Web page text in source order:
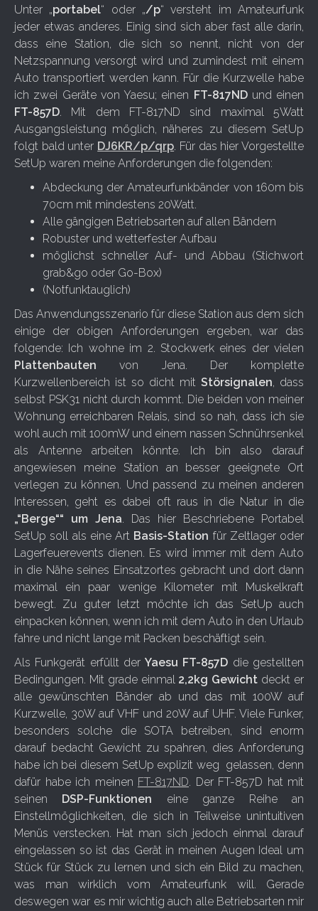
Unter „portabel“ oder „/p“ versteht im Amateurfunk
jeder etwas anderes. Einig sind sich aber fast alle darin,
dass eine Station, die sich so nennt, nicht von der
Netzspannung versorgt wird und zumindest mit einem
Auto transportiert werden kann. Für die Kurzwelle habe
ich zwei Geräte von Yaesu; einen FT-817NDund einen
FT-857D. Mit dem FT-817ND sind maximal 5Watt
Ausgangsleistung möglich, näheres zu diesem SetUp
folgt bald unter DJ6KR/p/qrp. Für das hier Vorgestellte
SetUp waren meine Anforderungen die folgenden:
Abdeckung der Amateurfunkbänder von 160m bis
70cm mit mindestens 20Watt.
Alle gängigen Betriebsarten auf allen Bändern
Robuster und wetterfester Aufbau
möglichst schneller Auf- und Abbau (Stichwort
grab&go oder Go-Box)
(Notfunktauglich)
Das Anwendungsszenario für diese Station aus dem sich
einige der obigen Anforderungen ergeben, war das
folgende: Ich wohne im 2. Stockwerk eines der vielen
Plattenbauten von Jena. Der komplette
Kurzwellenbereich ist so dicht mit Störsignalen, dass
selbst PSK31 nicht durch kommt. Die beiden von meiner
Wohnung erreichbaren Relais, sind so nah, dass ich sie
wohl auch mit 100mW und einem nassen Schnührsenkel
als Antenne arbeiten könnte. Ich bin also darauf
angewiesen meine Station an besser geeignete Ort
verlegen zu können. Und passend zu meinen anderen
Interessen, geht es dabei oft raus in die Natur in die
„“Berge““ um Jena. Das hier Beschriebene Portabel
SetUp soll als eine Art Basis-Station für Zeltlager oder
Lagerfeuerevents dienen. Es wird immer mit dem Auto
in die Nähe seines Einsatzortes gebracht und dort dann
maximal ein paar wenige Kilometer mit Muskelkraft
bewegt. Zu guter letzt möchte ich das SetUp auch
einpacken können, wenn ich mit dem Auto in den Urlaub
fahre und nicht lange mit Packen beschäftigt sein.
Als Funkgerät erfüllt derYaesu FT-857D die gestellten
Bedingungen. Mit grade einmal 2,2kg Gewicht deckt er
alle gewünschten Bänder ab und das mit 100W auf
Kurzwelle, 30W auf VHF und 20W auf UHF. Viele Funker,
besonders solche die SOTA betreiben, sind enorm
darauf bedacht Gewicht zu spahren, dies Anforderung
habe ich bei diesem SetUp explizit weg gelassen, denn
dafür habe ich meinen FT-817ND. Der FT-857D hat mit
seinen DSP-Funktionen eine ganze Reihe an
Einstellmöglichkeiten, die sich in Teilweise unintuitiven
Menüs verstecken. Hat man sich jedoch einmal darauf
eingelassen so ist das Gerät in meinen Augen Ideal um
Stück für Stück zu lernen und sich ein Bild zu machen,
was man wirklich vom Amateurfunk will. Gerade
deswegen war es mir wichtig auch alle Betriebsarten mir